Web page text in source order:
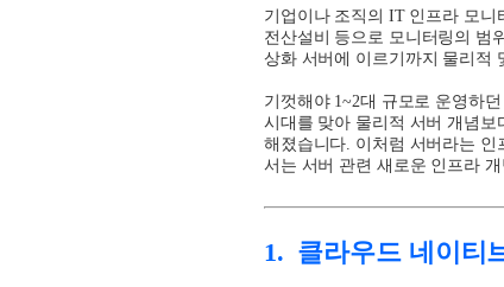
기업이나 조직의 IT 인프라 모니
전산설비 등으로 모니터링의 범
상화 서버에 이르기까지 물리적
기껏해야 1~2대 규모로 운영하
시대를 맞아 물리적 서버 개념
해졌습니다. 이처럼 서버라는 인
서는 서버 관련 새로운 인프라
1. 클라우드 네이티